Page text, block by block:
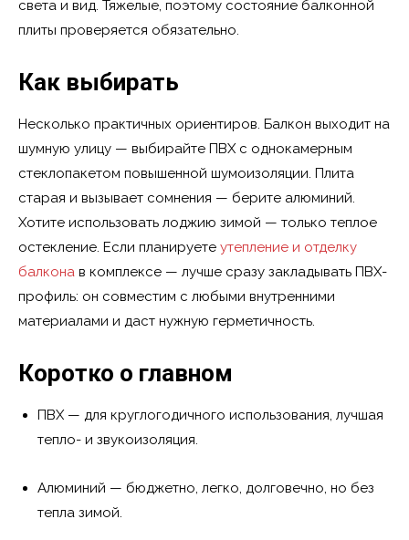
света и вид. Тяжелые, поэтому состояние балконной
плиты проверяется обязательно.
Как выбирать
Несколько практичных ориентиров. Балкон выходит на
шумную улицу — выбирайте ПВХ с однокамерным
стеклопакетом повышенной шумоизоляции. Плита
старая и вызывает сомнения — берите алюминий.
Хотите использовать лоджию зимой — только теплое
остекление. Если планируете утепление и отделку
балкона в комплексе — лучше сразу закладывать ПВХ-
профиль: он совместим с любыми внутренними
материалами и даст нужную герметичность.
Коротко о главном
ПВХ — для круглогодичного использования, лучшая
тепло- и звукоизоляция.
Алюминий — бюджетно, легко, долговечно, но без
тепла зимой.